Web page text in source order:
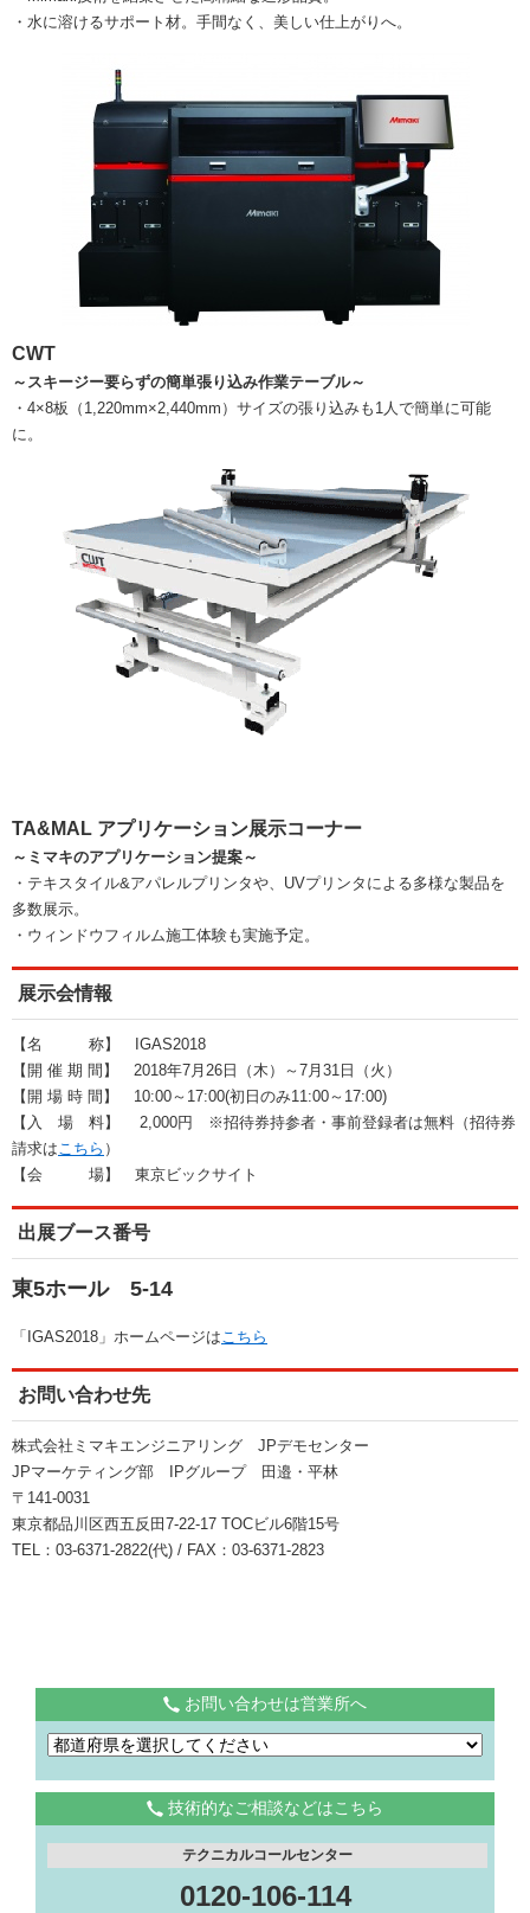
・水に溶けるサポート材。手間なく、美しい仕上がりへ。
CWT
～スキージー要らずの簡単張り込み作業テーブル～
・4×8板（1,220mm×2,440mm）サイズの張り込みも1人で簡単に可能
に。
TA&MAL アプリケーション展示コーナー
～ミマキのアプリケーション提案～
・テキスタイル&アパレルプリンタや、UVプリンタによる多様な製品を
多数展示。
・ウィンドウフィルム施工体験も実施予定。
展示会情報
【名 称】 IGAS2018
【開 催 期 間】 2018年7月26日（木）～7月31日（火）
【開 場 時 間】 10:00～17:00(初日のみ11:00～17:00)
【入 場 料】 2,000円 ※招待券持参者・事前登録者は無料（招待券
請求はこちら ）
【会 場】 東京ビックサイト
出展ブース番号
東5ホール 5-14
「IGAS2018」ホームページはこちら
お問い合わせ先
株式会社ミマキエンジニアリング JPデモセンター
JPマーケティング部 IPグループ 田邉・平林
〒141-0031
東京都品川区西五反田7-22-17 TOCビル6階15号
TEL：03-6371-2822(代) / FAX：03-6371-2823
お問い合わせは営業所へ
技術的なご相談などはこちら
テクニカルコールセンター
0120-106-114